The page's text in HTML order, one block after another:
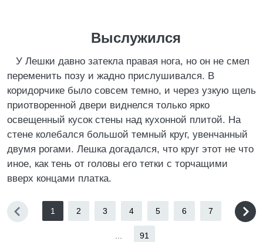
Выслужился
У Лешки давно затекла правая нога, но он не смел
переменить позу и жадно прислушивался. В
коридорчике было совсем темно, и через узкую щель
приотворенной двери виднелся только ярко
освещенный кусок стены над кухонной плитой. На
стене колебался большой темный круг, увенчанный
двумя рогами. Лешка догадался, что круг этот не что
иное, как тень от головы его тетки с торчащими
вверх концами платка.
1 2 3 4 5 6 7
91